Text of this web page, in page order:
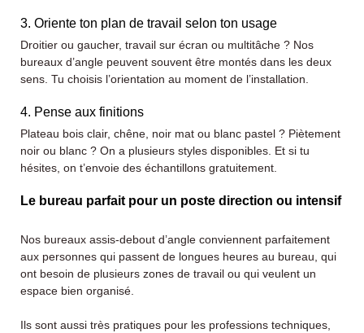
3. Oriente ton plan de travail selon ton usage
Droitier ou gaucher, travail sur écran ou multitâche ? Nos
bureaux d’angle peuvent souvent être montés dans les deux
sens. Tu choisis l’orientation au moment de l’installation.
4. Pense aux finitions
Plateau bois clair, chêne, noir mat ou blanc pastel ? Piètement
noir ou blanc ? On a plusieurs styles disponibles. Et si tu
hésites, on t’envoie des échantillons gratuitement.
Le bureau parfait pour un poste direction ou intensif
Nos bureaux assis-debout d’angle conviennent parfaitement
aux personnes qui passent de longues heures au bureau, qui
ont besoin de plusieurs zones de travail ou qui veulent un
espace bien organisé.
Ils sont aussi très pratiques pour les professions techniques,